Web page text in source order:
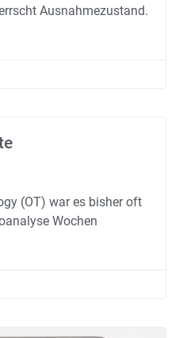
Ausnahmezustand.
(OT) war es bisher oft
Wochen